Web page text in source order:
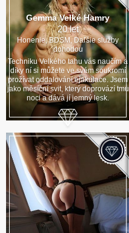
Gemma Velké Hamry
20 let
Honenie, BDSM, Daľšie služby
dohodou
Techniku Velkého tahu vás naučím a
díky ní si můžete ve svém soukromí
prožívat oddalování ejakulace. Jsem
jako měsíční svit, který doprovází tmu
noci a dává jí jemný lesk.